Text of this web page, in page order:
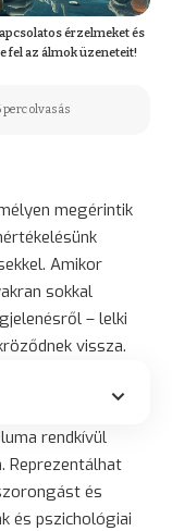
érzelmeket és
fel az álmok üzeneteit!
perc olvasás
megérintik
Amikor
sokkal
– lelki
vissza.
rendkívül
Reprezentálhat
és
és pszichológiai